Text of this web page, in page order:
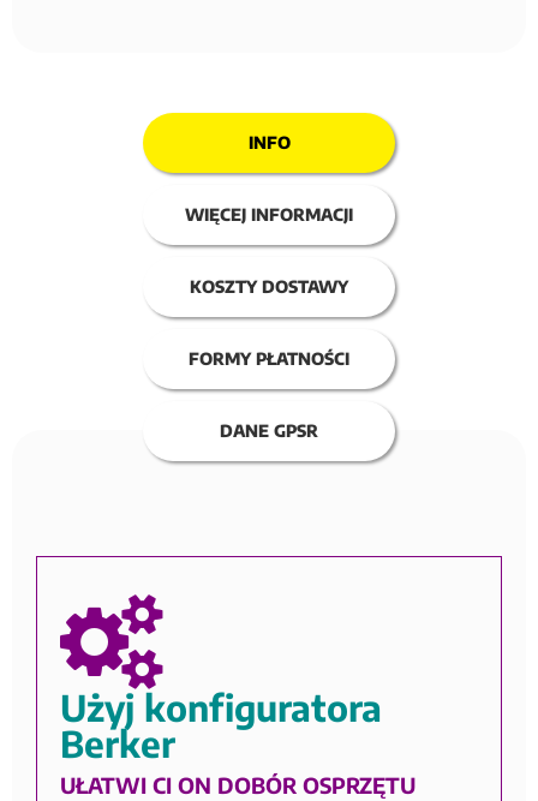
INFO
WIĘCEJ INFORMACJI
KOSZTY DOSTAWY
FORMY PŁATNOŚCI
DANE GPSR
Użyj konfiguratora
Berker
UŁATWI CI ON DOBÓR OSPRZĘTU